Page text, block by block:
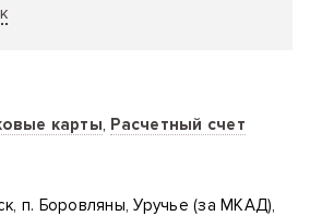
карты, Расчетный счет
п. Боровляны, Уручье (за МКАД),